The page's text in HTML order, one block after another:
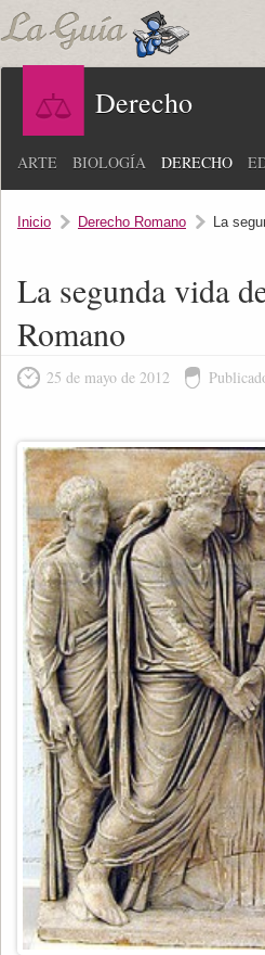
Derecho
ARTE BIOLOGÍA DERECHO
Inicio Derecho Romano La
La segunda vida
Romano
25 de mayo de 2012